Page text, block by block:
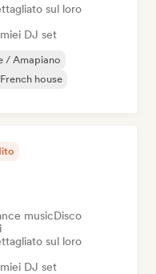
sul loro
DJ set
/ Amapiano
French house
musicDisco
sul loro
DJ set